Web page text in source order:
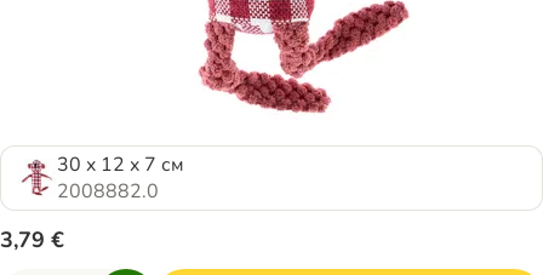
30 x 12 x 7 см
2008882.0
3,79 €